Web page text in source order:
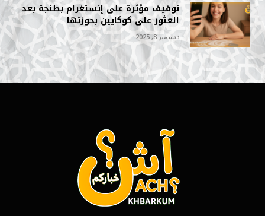
توقيف مؤثرة على إنستغرام بطنجة بعد
العثور على كوكايين بحوزتها
ديسمبر 8, 2025